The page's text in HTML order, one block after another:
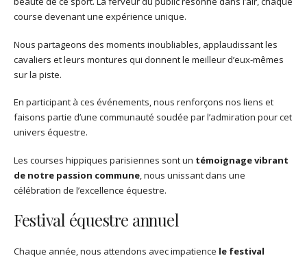
course devenant une expérience unique.
Nous partageons des moments inoubliables, applaudissant les
cavaliers et leurs montures qui donnent le meilleur d’eux-mêmes
sur la piste.
En participant à ces événements, nous renforçons nos liens et
faisons partie d’une communauté soudée par l’admiration pour cet
univers équestre.
Les courses hippiques parisiennes sont un témoignage vibrant
de notre passion commune, nous unissant dans une
célébration de l’excellence équestre.
Festival équestre annuel
Chaque année, nous attendons avec impatience le festival